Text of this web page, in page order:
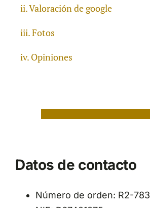
Valoración de google
Fotos
Opiniones
Datos de contacto
Número de orden: R2-783